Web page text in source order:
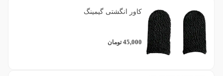
کاور انگشتی گیمینگ
45,000 تومان